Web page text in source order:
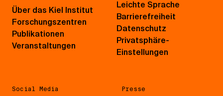
Über das Kiel Institut
Forschungszentren
Publikationen
Veranstaltungen
Social Media Presse
Leichte Sprache
Barrierefreiheit
Datenschutz
Privatsphäre-
Einstellungen